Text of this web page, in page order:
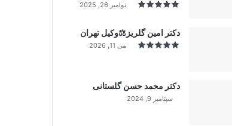
نوامبر 26, 2025
دکتر امین گلریز⚖️وکیل تهران
می 11, 2026
دکتر محمد حسن گلستانی
سپتامبر 9, 2024